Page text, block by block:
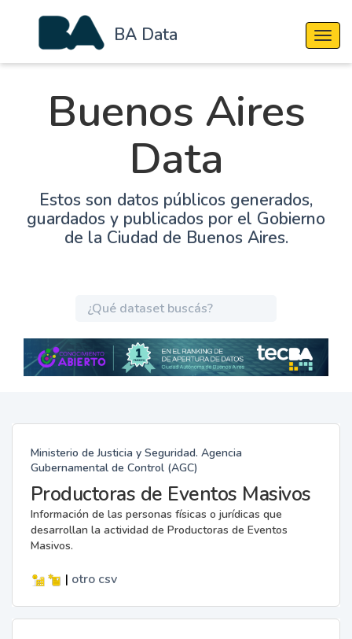
BA Data
Buenos Aires
Data
Estos son datos públicos generados,
guardados y publicados por el Gobierno
de la Ciudad de Buenos Aires.
Ministerio de Justicia y Seguridad. Agencia
Gubernamental de Control (AGC)
Productoras de Eventos Masivos
Información de las personas físicas o jurídicas que
desarrollan la actividad de Productoras de Eventos
Masivos.
| otro csv